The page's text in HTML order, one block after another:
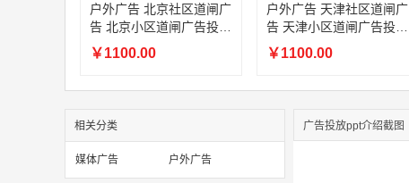
户外广告 北京社区道闸广
告 北京小区道闸广告投放
价格
￥1100.00
户外广告 天津社区道闸广
告 天津小区道闸广告投放
价格
￥1100.00
相关分类
媒体广告 户外广告
广告投放ppt介绍截图